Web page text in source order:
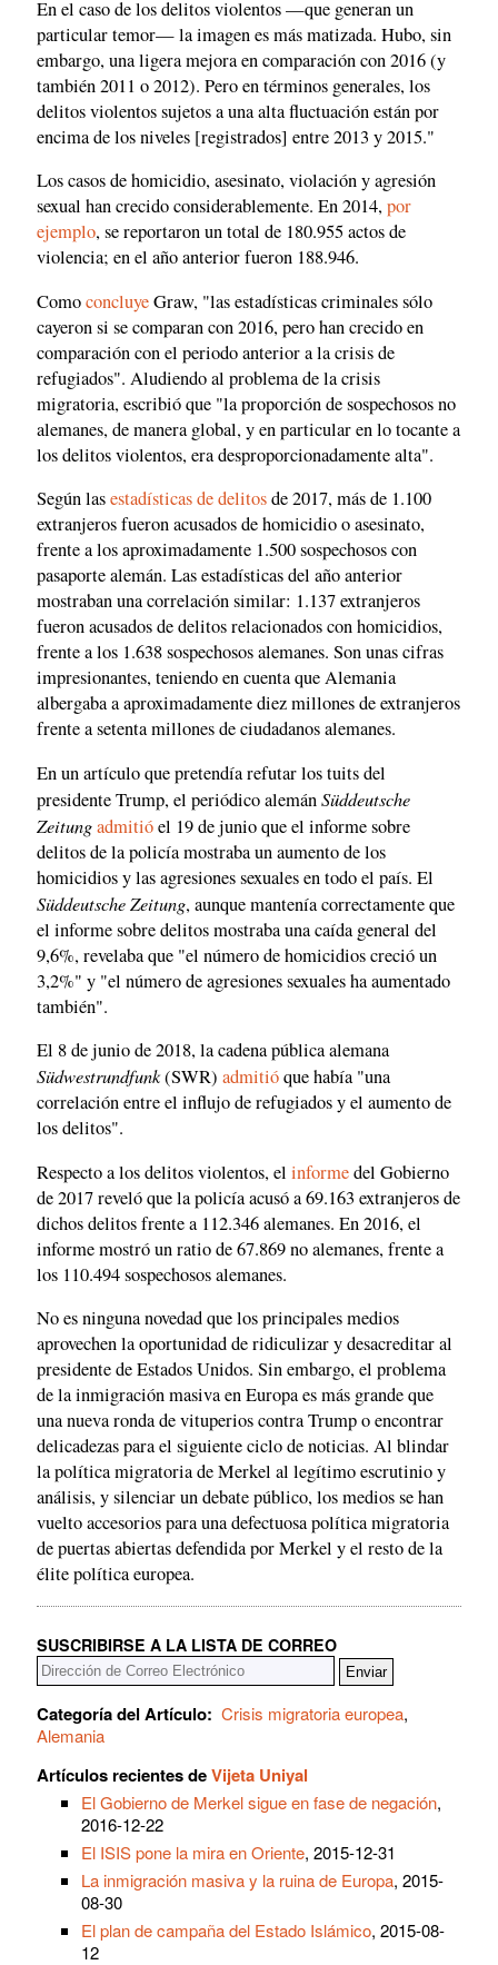
En el caso de los delitos violentos —que generan un
particular temor— la imagen es más matizada. Hubo, sin
embargo, una ligera mejora en comparación con 2016 (y
también 2011 o 2012). Pero en términos generales, los
delitos violentos sujetos a una alta fluctuación están por
encima de los niveles [registrados] entre 2013 y 2015."
Los casos de homicidio, asesinato, violación y agresión
sexual han crecido considerablemente. En 2014,por
ejemplo, se reportaron un total de 180.955 actos de
violencia; en el año anterior fueron 188.946.
ComoconcluyeGraw, "las estadísticas criminales sólo
cayeron si se comparan con 2016, pero han crecido en
comparación con el periodo anterior a la crisis de
refugiados". Aludiendo al problema de la crisis
migratoria, escribió que "la proporción de sospechosos no
alemanes, de manera global, y en particular en lo tocante a
los delitos violentos, era desproporcionadamente alta".
Según lasestadísticas de delitosde 2017, más de 1.100
extranjeros fueron acusados de homicidio o asesinato,
frente a los aproximadamente 1.500 sospechosos con
pasaporte alemán. Las estadísticas del año anterior
mostraban una correlación similar: 1.137 extranjeros
fueron acusados de delitos relacionados con homicidios,
frente a los 1.638 sospechosos alemanes. Son unas cifras
impresionantes, teniendo en cuenta que Alemania
albergaba a aproximadamente diez millones de extranjeros
frente a setenta millones de ciudadanos alemanes.
En un artículo que pretendía refutar los tuits del
presidente Trump, el periódico alemánSüddeutsche
Zeitungadmitióel 19 de junio que el informe sobre
delitos de la policía mostraba un aumento de los
homicidios y las agresiones sexuales en todo el país. El
Süddeutsche Zeitung, aunque mantenía correctamente que
el informe sobre delitos mostraba una caída general del
9,6%, revelaba que "el número de homicidios creció un
3,2%" y "el número de agresiones sexuales ha aumentado
también".
El 8 de junio de 2018, la cadena pública alemana
Südwestrundfunk(SWR) admitióque había "una
correlación entre el influjo de refugiados y el aumento de
los delitos".
Respecto a los delitos violentos, el informedel Gobierno
de 2017 reveló que la policía acusó a 69.163 extranjeros de
dichos delitos frente a 112.346 alemanes. En 2016, el
informe mostró un ratio de 67.869 no alemanes, frente a
los 110.494 sospechosos alemanes.
No es ninguna novedad que los principales medios
aprovechen la oportunidad de ridiculizar y desacreditar al
presidente de Estados Unidos. Sin embargo, el problema
de la inmigración masiva en Europa es más grande que
una nueva ronda de vituperios contra Trump o encontrar
delicadezas para el siguiente ciclo de noticias. Al blindar
la política migratoria de Merkel al legítimo escrutinio y
análisis, y silenciar un debate público, los medios se han
vuelto accesorios para una defectuosa política migratoria
de puertas abiertas defendida por Merkel y el resto de la
élite política europea.
SUSCRIBIRSE A LA LISTA DE CORREO
Categoría del Artículo: Crisis migratoria europea,
Alemania
Artículos recientes deVijeta Uniyal
El Gobierno de Merkel sigue en fase de negación,
2016-12-22
El ISIS pone la mira en Oriente, 2015-12-31
La inmigración masiva y la ruina de Europa, 2015-
08-30
El plan de campaña del Estado Islámico, 2015-08-
12